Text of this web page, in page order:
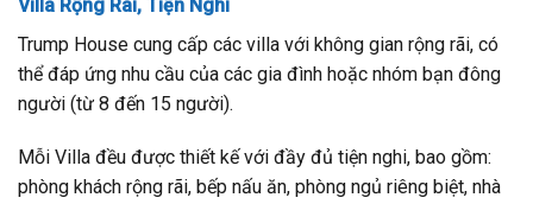
Villa Rộng Rãi, Tiện Nghi
Trump House cung cấp các villa với không gian rộng rãi, có
thể đáp ứng nhu cầu của các gia đình hoặc nhóm bạn đông
người (từ 8 đến 15 người).
Mỗi Villa đều được thiết kế với đầy đủ tiện nghi, bao gồm:
phòng khách rộng rãi, bếp nấu ăn, phòng ngủ riêng biệt, nhà